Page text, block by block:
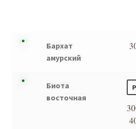
Бархат
амурский
Биота
восточная